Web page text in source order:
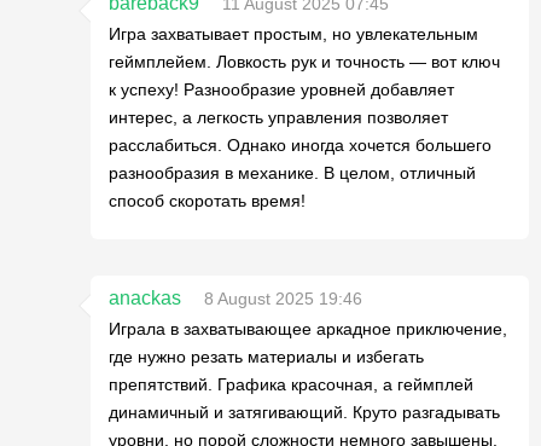
Игра захватывает простым, но увлекательным
геймплейем. Ловкость рук и точность — вот ключ
к успеху! Разнообразие уровней добавляет
интерес, а легкость управления позволяет
расслабиться. Однако иногда хочется большего
разнообразия в механике. В целом, отличный
способ скоротать время!
anackas
8 August 2025 19:46
Играла в захватывающее аркадное приключение,
где нужно резать материалы и избегать
препятствий. Графика красочная, а геймплей
динамичный и затягивающий. Круто разгадывать
уровни, но порой сложности немного завышены.